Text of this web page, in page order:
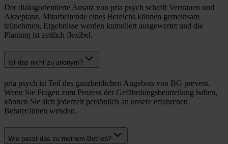
Der dialogorientierte Ansatz von pria psych schafft Vertrauen und
Akzeptanz. Mitarbeitende eines Bereichs können gemeinsam
teilnehmen, Ergebnisse werden kumuliert ausgewertet und die
Planung ist zeitlich flexibel.
Ist das nicht zu anonym?
pria psych ist Teil des ganzheitlichen Angebots von BG prevent.
Wenn Sie Fragen zum Prozess der Gefährdungsbeurteilung haben,
können Sie sich jederzeit persönlich an unsere erfahrenen
Berater:innen wenden.
Wie passt das zu meinem Betrieb?